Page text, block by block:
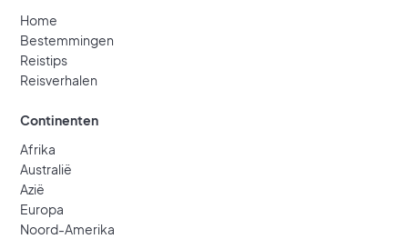
Bonaire
Home
Bestemmingen
Reistips
Reisverhalen
Continenten
Afrika
Australië
Azië
Europa
Noord-Amerika